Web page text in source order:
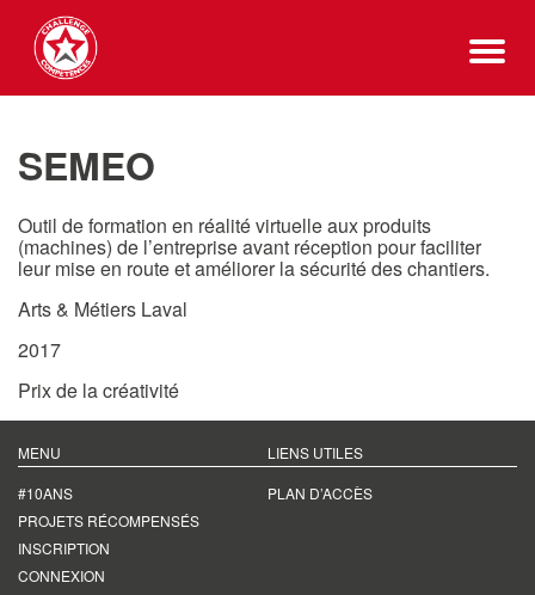
SEMEO
Outil de formation en réalité virtuelle aux produits
(machines) de l’entreprise avant réception pour faciliter
leur mise en route et améliorer la sécurité des chantiers.
Arts & Métiers Laval
2017
Prix de la créativité
MENU
#10ANS
PROJETS RÉCOMPENSÉS
INSCRIPTION
CONNEXION
LIENS UTILES
PLAN D’ACCÈS